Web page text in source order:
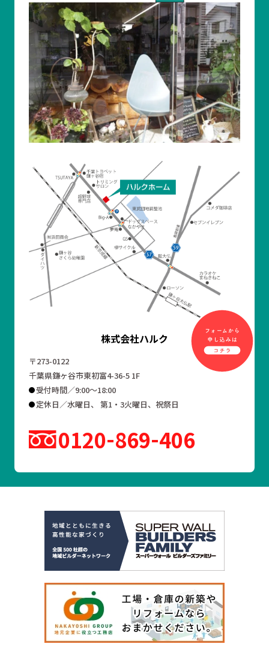
株式会社ハルク
〒273-0122
千葉県鎌ヶ谷市東初富4-36-5 1F
受付時間／9:00～18:00
定休日／水曜日、 第1・3火曜日、祝祭日
0120 869 406